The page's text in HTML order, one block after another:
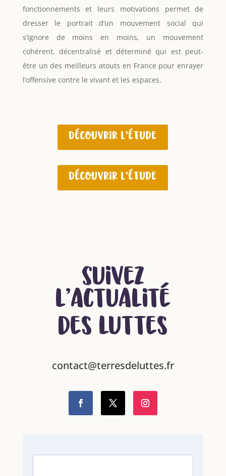
fonctionnements et leurs motivations permet de
dresser le portrait d’un mouvement social qui
s’ignore de moins en moins, un mouvement
cohérent, décentralisé et déterminé qui est peut-
être un des meilleurs atouts en France pour enrayer
l’offensive contre le vivant et les espaces.
Découvrir l'étude
Découvrir l'étude
Suivez
l’actualité
des luttes
contact@terresdeluttes.fr